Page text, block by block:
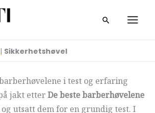
Suche
| Sikkerhetshøvel
i test og erfaring
jakt etterDe beste barberhøvelene
utsatt dem for en grundig test. I